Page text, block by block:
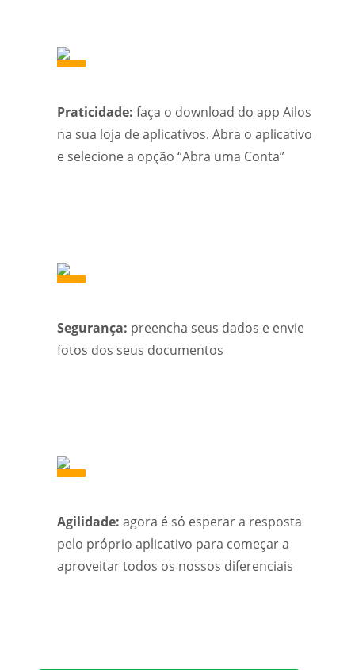
Praticidade: faça o download do app Ailos
na sua loja de aplicativos. Abra o aplicativo
e selecione a opção “Abra uma Conta”
Segurança: preencha seus dados e envie
fotos dos seus documentos
Agilidade: agora é só esperar a resposta
pelo próprio aplicativo para começar a
aproveitar todos os nossos diferenciais